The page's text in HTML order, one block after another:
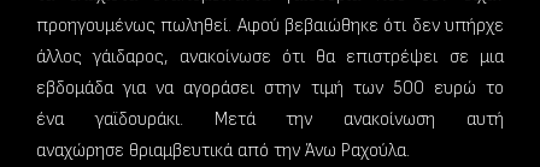
προηγουμένως πωληθεί. Αφού βεβαιώθηκε ότι δεν υπήρχε
άλλος γάιδαρος, ανακοίνωσε ότι θα επιστρέψει σε μια
εβδομάδα για να αγοράσει στην τιμή των 500 ευρώ το
ένα γαϊδουράκι. Μετά την ανακοίνωση αυτή
αναχώρησε θριαμβευτικά από την Άνω Ραχούλα.